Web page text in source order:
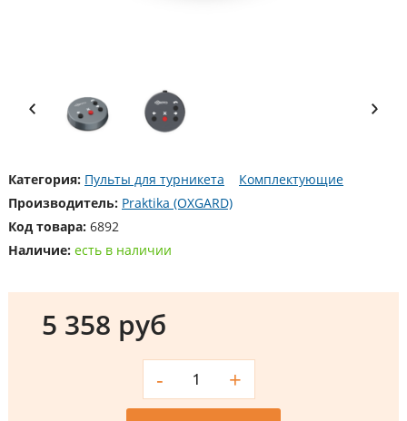
Категория: Пульты для турникета
Комплектующие
Производитель: Praktika (OXGARD)
Код товара: 6892
Наличие: есть в наличии
5 358 руб
- +